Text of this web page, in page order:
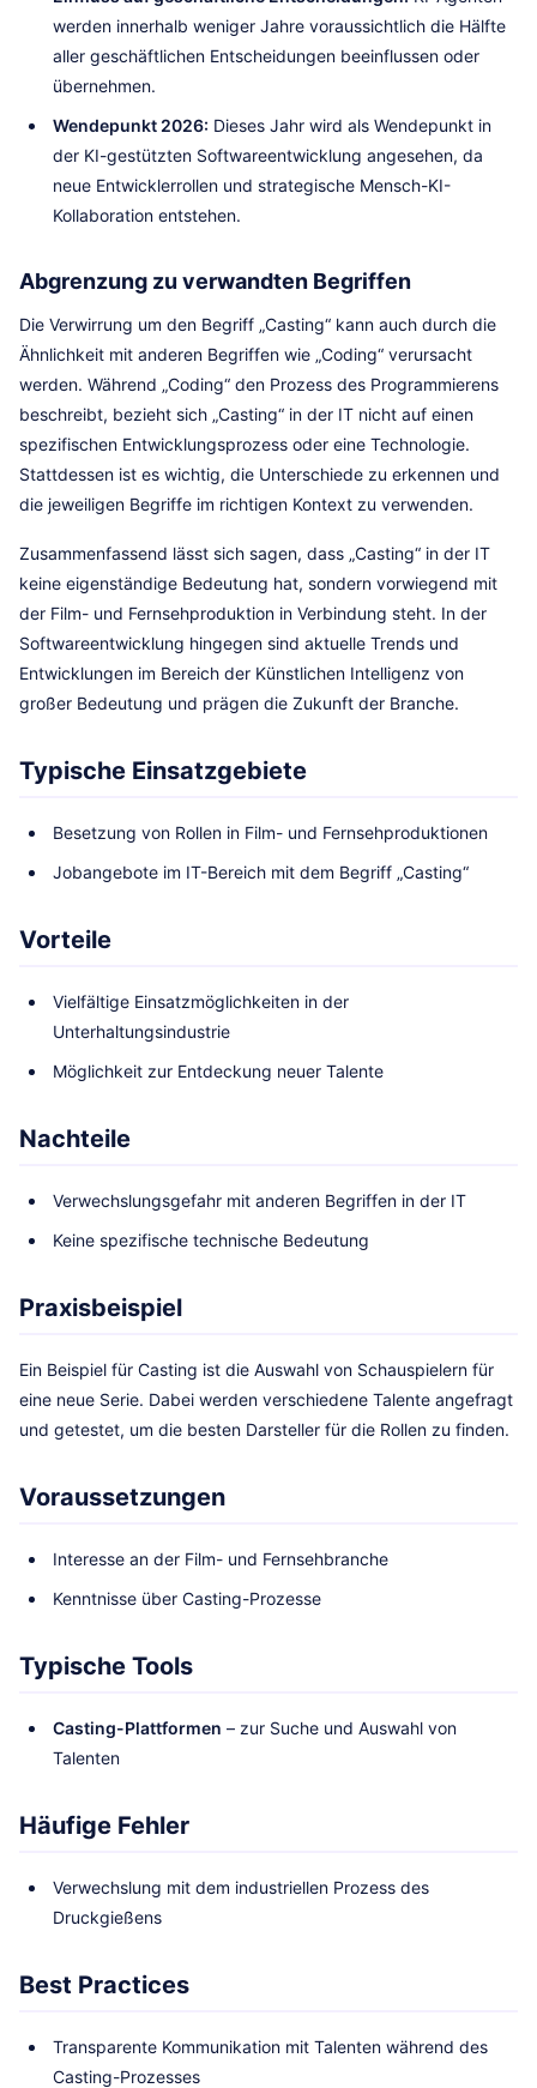
werden innerhalb weniger Jahre voraussichtlich die Hälfte
aller geschäftlichen Entscheidungen beeinflussen oder
übernehmen.
Wendepunkt 2026: Dieses Jahr wird als Wendepunkt in
der KI-gestützten Softwareentwicklung angesehen, da
neue Entwicklerrollen und strategische Mensch-KI-
Kollaboration entstehen.
Abgrenzung zu verwandten Begriffen
Die Verwirrung um den Begriff „Casting“ kann auch durch die
Ähnlichkeit mit anderen Begriffen wie „Coding“ verursacht
werden. Während „Coding“ den Prozess des Programmierens
beschreibt, bezieht sich „Casting“ in der IT nicht auf einen
spezifischen Entwicklungsprozess oder eine Technologie.
Stattdessen ist es wichtig, die Unterschiede zu erkennen und
die jeweiligen Begriffe im richtigen Kontext zu verwenden.
Zusammenfassend lässt sich sagen, dass „Casting“ in der IT
keine eigenständige Bedeutung hat, sondern vorwiegend mit
der Film- und Fernsehproduktion in Verbindung steht. In der
Softwareentwicklung hingegen sind aktuelle Trends und
Entwicklungen im Bereich der Künstlichen Intelligenz von
großer Bedeutung und prägen die Zukunft der Branche.
Typische Einsatzgebiete
Besetzung von Rollen in Film- und Fernsehproduktionen
Jobangebote im IT-Bereich mit dem Begriff „Casting“
Vorteile
Vielfältige Einsatzmöglichkeiten in der
Unterhaltungsindustrie
Möglichkeit zur Entdeckung neuer Talente
Nachteile
Verwechslungsgefahr mit anderen Begriffen in der IT
Keine spezifische technische Bedeutung
Praxisbeispiel
Ein Beispiel für Casting ist die Auswahl von Schauspielern für
eine neue Serie. Dabei werden verschiedene Talente angefragt
und getestet, um die besten Darsteller für die Rollen zu finden.
Voraussetzungen
Interesse an der Film- und Fernsehbranche
Kenntnisse über Casting-Prozesse
Typische Tools
Casting-Plattformen – zur Suche und Auswahl von
Talenten
Häufige Fehler
Verwechslung mit dem industriellen Prozess des
Druckgießens
Best Practices
Transparente Kommunikation mit Talenten während des
Casting-Prozesses